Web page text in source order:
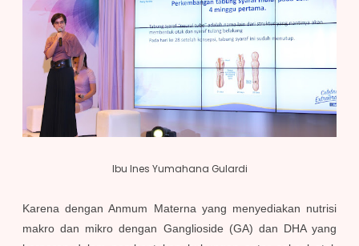
Ibu Ines Yumahana Gulardi
Karena dengan Anmum Materna yang menyediakan nutrisi
makro dan mikro dengan Ganglioside (GA) dan DHA yang